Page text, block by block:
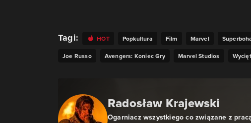
Tagi: HOT Popkultura Film Marvel
Joe Russo
Avengers: Koniec Gry Marvel Studios
Radosław Krajewski
Ogarniacz wszystkiego co związane z